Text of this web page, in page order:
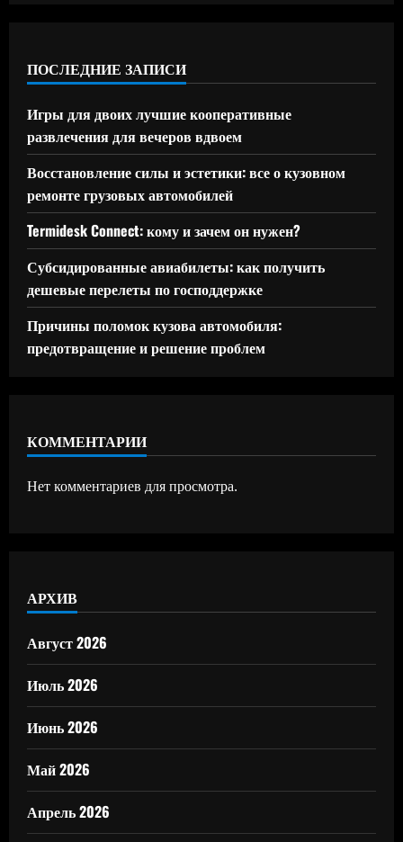
ПОСЛЕДНИЕ ЗАПИСИ
Игры для двоих лучшие кооперативные
развлечения для вечеров вдвоем
Восстановление силы и эстетики: все о кузовном
ремонте грузовых автомобилей
Termidesk Connect: кому и зачем он нужен?
Субсидированные авиабилеты: как получить
дешевые перелеты по господдержке
Причины поломок кузова автомобиля:
предотвращение и решение проблем
КОММЕНТАРИИ
Нет комментариев для просмотра.
АРХИВ
Август 2026
Июль 2026
Июнь 2026
Май 2026
Апрель 2026